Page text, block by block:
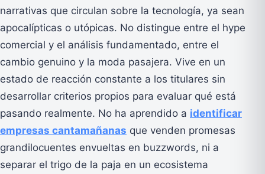
narrativas que circulan sobre la tecnología, ya sean
apocalípticas o utópicas. No distingue entre el hype
comercial y el análisis fundamentado, entre el
cambio genuino y la moda pasajera. Vive en un
estado de reacción constante a los titulares sin
desarrollar criterios propios para evaluar qué está
pasando realmente. No ha aprendido a identificar
empresas cantamañanas que venden promesas
grandilocuentes envueltas en buzzwords, ni a
separar el trigo de la paja en un ecosistema